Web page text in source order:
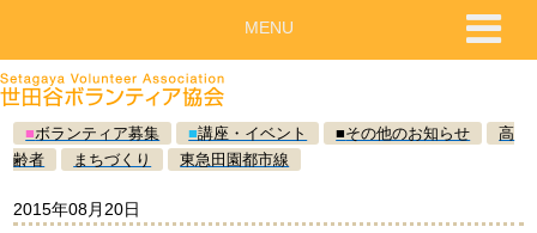
■ボランティア募集 ■講座・イベント ■その他のお知らせ
高
齢者
まちづくり 東急田園都市線
2015年08月20日
MENU